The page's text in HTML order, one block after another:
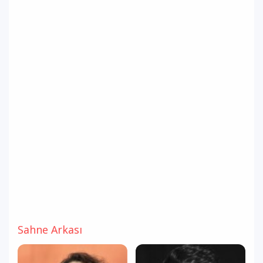
Sahne Arkası